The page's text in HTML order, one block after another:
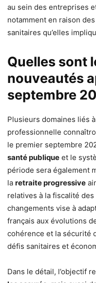
au sein des entreprises
notamment en raison
sanitaires qu’elles
Quelles sont
nouveautés
septembre
Plusieurs domaines liés
professionnelle
le premier septembre
santé publique et le
période sera également
la retraite progressive
relatives à la fiscalité
changements vise à
français aux évolutions
cohérence et la sécurité
défis sanitaires et
Dans le détail, l’objectif